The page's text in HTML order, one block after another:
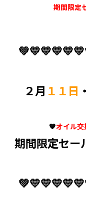
期間限定
２月 １１日 ・
🧡オイル
期間限定セー